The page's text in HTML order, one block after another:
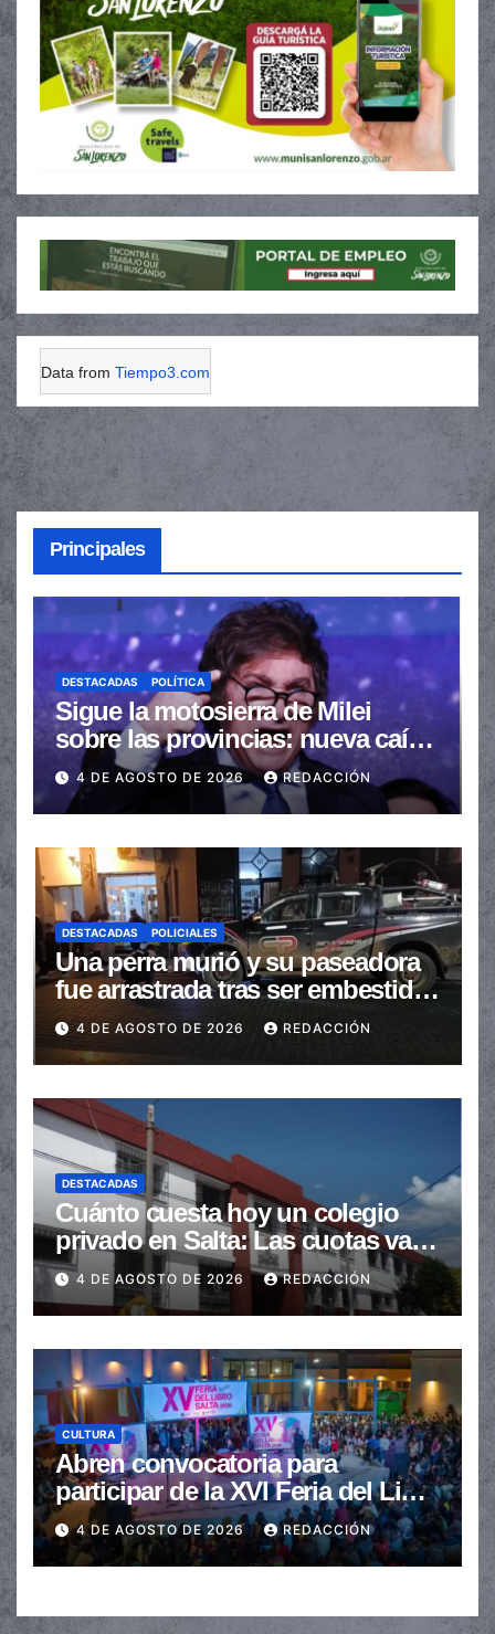
Data from Tiempo3.com
Principales
DESTACADAS POLÍTICA
Sigue la motosierra de Milei
sobre las provincias: nueva caída
de las transferencias no
automáticas
4 DE AGOSTO DE 2026 REDACCIÓN
DESTACADAS POLICIALES
Una perra murió y su paseadora
fue arrastrada tras ser embestidas
en la senda peatonal
4 DE AGOSTO DE 2026 REDACCIÓN
DESTACADAS
Cuánto cuesta hoy un colegio
privado en Salta: Las cuotas van
de $110.000 a más de $600.000
4 DE AGOSTO DE 2026 REDACCIÓN
CULTURA
Abren convocatoria para
participar de la XVI Feria del Libro
de Salta
4 DE AGOSTO DE 2026 REDACCIÓN